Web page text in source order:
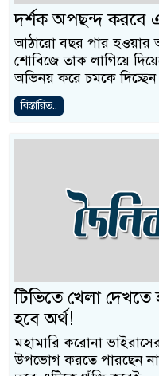
দর্শক অপছন্দ করবে
আঠারো বছর পার হওয়ার
শোবিজে তাক লাগিয়ে
অভিনয় করে চমকে
বিস্তারিত..
টিভিতে খেলা
হবে অর্থ!
মহামারি করোনা
উপভোগ করতে পারছেন না